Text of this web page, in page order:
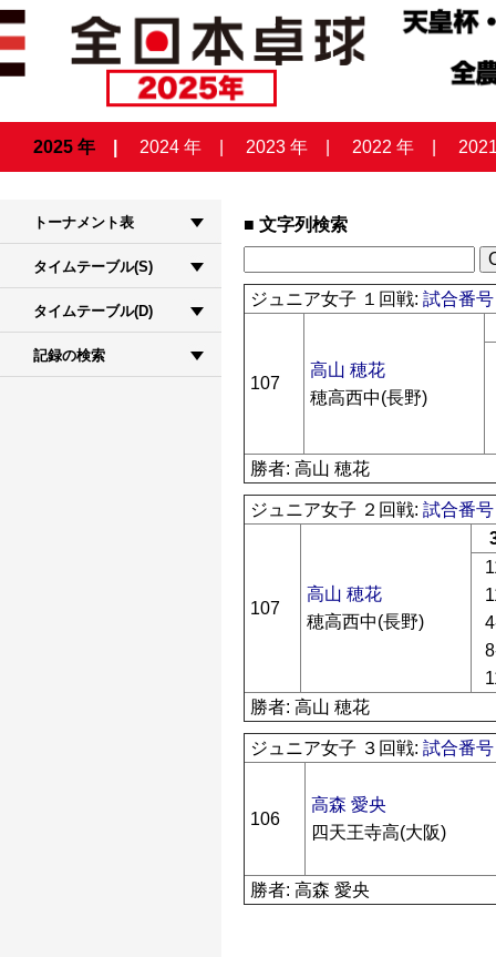
2025 年 2024 年 2023 年 2022 年
トーナメント表
タイムテーブル(S)
タイムテーブル(D)
記録の検索
文字列検索
ジュニア女子 １回戦:試合番
107
高山 穂花
穂高西中(長野)
勝者: 高山 穂花
ジュニア女子 ２回戦:試合番
107
高山 穂花
穂高西中(長野)
勝者: 高山 穂花
ジュニア女子 ３回戦:試合番
106
高森 愛央
四天王寺高(大阪)
勝者: 高森 愛央